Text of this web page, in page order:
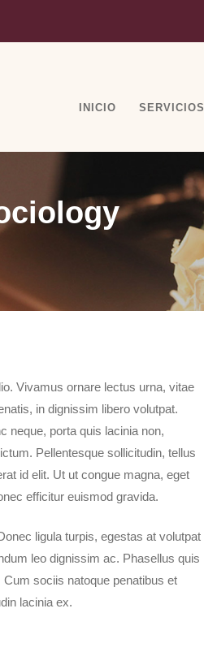
INICIO SERVICIOS
Vivamus ornare lectus urna, vitae
in dignissim libero volutpat.
neque, porta quis lacinia non,
Pellentesque sollicitudin, tellus
id elit. Ut ut congue magna, eget
efficitur euismod gravida.
ligula turpis, egestas at volutpat
leo dignissim ac. Phasellus quis
sociis natoque penatibus et
lacinia ex.